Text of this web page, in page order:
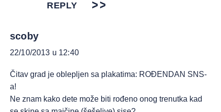
REPLY
scoby
22/10/2013 u 12:40
Čitav grad je oblepljen sa plakatima: ROĐENDAN SNS-
a!
Ne znam kako dete može biti rođeno onog trenutka kad